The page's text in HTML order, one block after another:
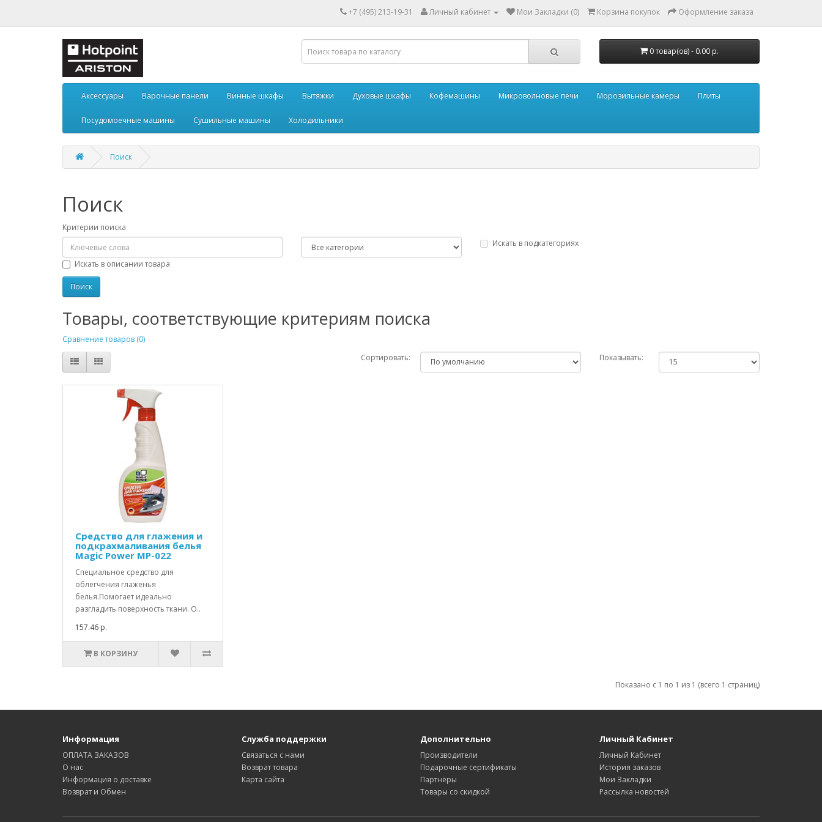
+7 (495) 213-19-31 Личный кабинет Мои Закладки (0) Корзина покупок Оформление заказа
0 товар(ов) - 0.00 р.
Аксессуары Варочные панели Винные шкафы Вытяжки Духовые шкафы Кофемашины Микроволновые печи Морозильные камеры Плиты
Посудомоечные машины Сушильные машины Холодильники
Поиск
Поиск
Критерии поиска
Искать в подкатегориях
Искать в описании товара
Товары, соответствующие критериям поиска
Сравнение товаров (0)
Сортировать:
Показывать:
Средство для глажения и
подкрахмаливания белья
Magic Power MP-022
Специальное средство для
облегчения глаженья
белья.Помогает идеально
разгладить поверхность ткани. О..
157.46 р.
В КОРЗИНУ
Показано с 1 по 1 из 1 (всего 1 страниц)
Информация
ОПЛАТА ЗАКАЗОВ
О нас
Информация о доставке
Возврат и Обмен
Служба поддержки
Связаться с нами
Возврат товара
Карта сайта
Дополнительно
Производители
Подарочные сертификаты
Партнёры
Товары со скидкой
Личный Кабинет
Личный Кабинет
История заказов
Мои Закладки
Рассылка новостей